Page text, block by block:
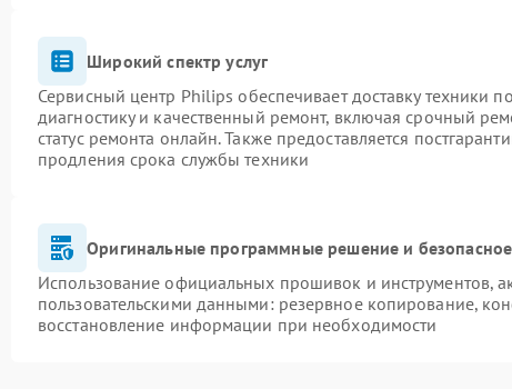
Широкий спектр услуг
Сервисный центр Philips обеспечивает доставку техники
диагностику и качественный ремонт, включая срочный
статус ремонта онлайн. Также предоставляется
продления срока службы техники
Оригинальные программные решение и
Использование официальных прошивок и инструментов,
пользовательскими данными: резервное копирование,
восстановление информации при необходимости